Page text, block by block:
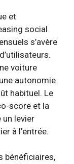
et
social
s’avère
voiture
autonomie
habituel. Le
score et la
levier
à l’entrée.
bénéficiaires,